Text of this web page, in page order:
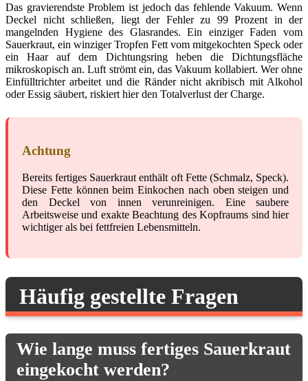
Das gravierendste Problem ist jedoch das fehlende Vakuum. Wenn
Deckel nicht schließen, liegt der Fehler zu 99 Prozent in der
mangelnden Hygiene des Glasrandes. Ein einziger Faden vom
Sauerkraut, ein winziger Tropfen Fett vom mitgekochten Speck oder
ein Haar auf dem Dichtungsring heben die Dichtungsfläche
mikroskopisch an. Luft strömt ein, das Vakuum kollabiert. Wer ohne
Einfülltrichter arbeitet und die Ränder nicht akribisch mit Alkohol
oder Essig säubert, riskiert hier den Totalverlust der Charge.
Achtung
Bereits fertiges Sauerkraut enthält oft Fette (Schmalz, Speck).
Diese Fette können beim Einkochen nach oben steigen und
den Deckel von innen verunreinigen. Eine saubere
Arbeitsweise und exakte Beachtung des Kopfraums sind hier
wichtiger als bei fettfreien Lebensmitteln.
Häufig gestellte Fragen
Wie lange muss fertiges Sauerkraut
eingekocht werden?